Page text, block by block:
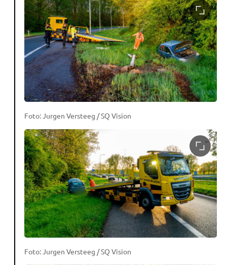
Foto: Jurgen Versteeg / SQ Vision
Foto: Jurgen Versteeg / SQ Vision